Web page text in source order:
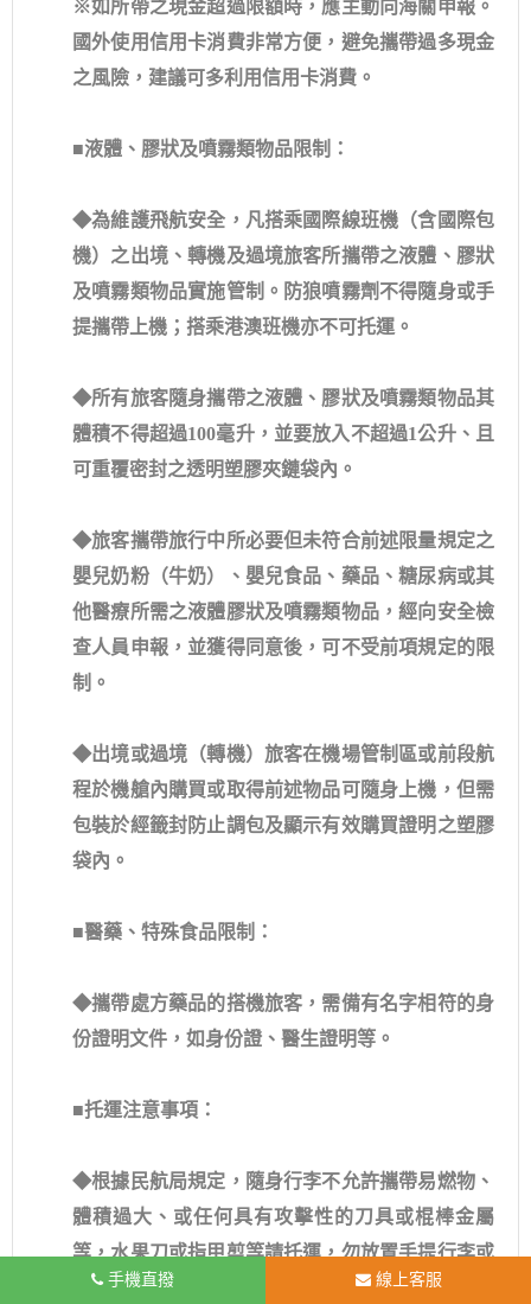
※如所帶之現金超過限額時，應主動向海關申報。
國外使用信用卡消費非常方便，避免攜帶過多現金
之風險，建議可多利用信用卡消費。
■液體、膠狀及噴霧類物品限制：
◆為維護飛航安全，凡搭乘國際線班機（含國際包
機）之出境、轉機及過境旅客所攜帶之液體、膠狀
及噴霧類物品實施管制。防狼噴霧劑不得隨身或手
提攜帶上機；搭乘港澳班機亦不可托運。
◆所有旅客隨身攜帶之液體、膠狀及噴霧類物品其
體積不得超過100毫升，並要放入不超過1公升、且
可重覆密封之透明塑膠夾鏈袋內。
◆旅客攜帶旅行中所必要但未符合前述限量規定之
嬰兒奶粉（牛奶）、嬰兒食品、藥品、糖尿病或其
他醫療所需之液體膠狀及噴霧類物品，經向安全檢
查人員申報，並獲得同意後，可不受前項規定的限
制。
◆出境或過境（轉機）旅客在機場管制區或前段航
程於機艙內購買或取得前述物品可隨身上機，但需
包裝於經籤封防止調包及顯示有效購買證明之塑膠
袋內。
■醫藥、特殊食品限制：
◆攜帶處方藥品的搭機旅客，需備有名字相符的身
份證明文件，如身份證、醫生證明等。
■托運注意事項：
◆根據民航局規定，隨身行李不允許攜帶易燃物、
體積過大、或任何具有攻擊性的刀具或棍棒金屬
等，水果刀或指甲剪等請托運，勿放置手提行李或
身上。收合起來超過25公分的棍棒金屬類均屬危險
手機直撥 線上客服